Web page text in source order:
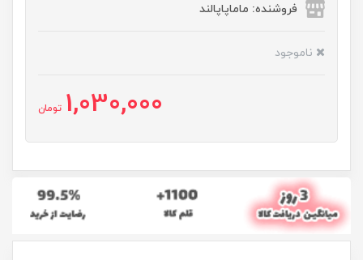
فروشنده: ماماپاپالند
ناموجود
1,030,000 تومان